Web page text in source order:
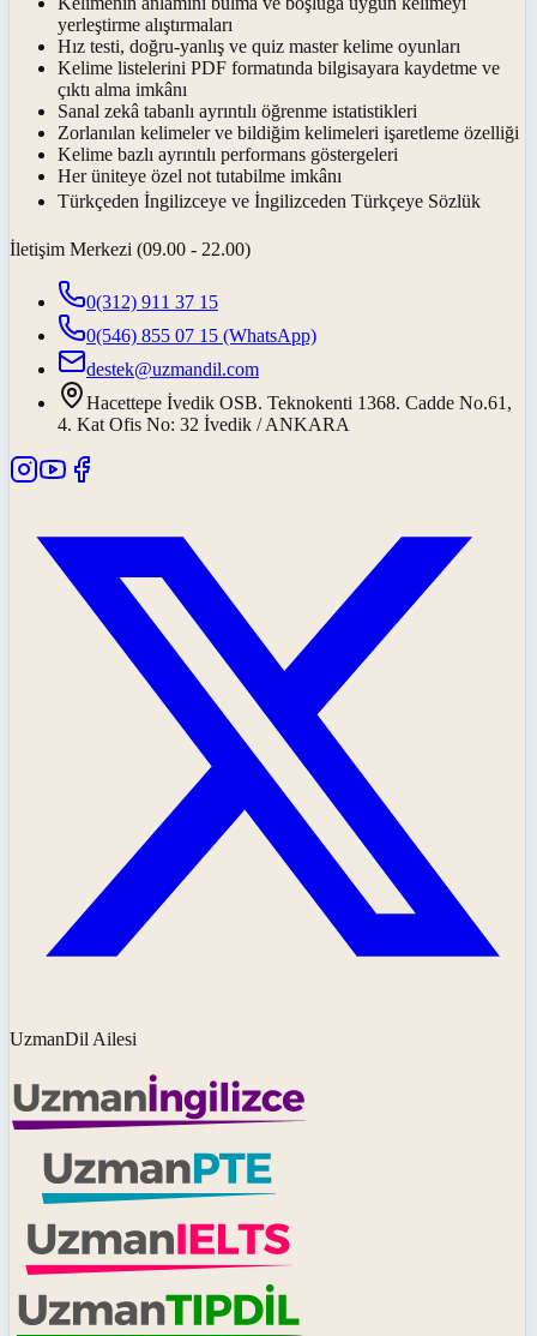
yerleştirme alıştırmaları
Hız testi, doğru-yanlış ve quiz master kelime oyunları
Kelime listelerini PDF formatında bilgisayara kaydetme ve
çıktı alma imkânı
Sanal zekâ tabanlı ayrıntılı öğrenme istatistikleri
Zorlanılan kelimeler ve bildiğim kelimeleri işaretleme özelliği
Kelime bazlı ayrıntılı performans göstergeleri
Her üniteye özel not tutabilme imkânı
Türkçeden İngilizceye ve İngilizceden Türkçeye Sözlük
İletişim Merkezi (09.00 - 22.00)
0(312) 911 37 15
0(546) 855 07 15 (WhatsApp)
destek@uzmandil.com
Hacettepe İvedik OSB. Teknokenti 1368. Cadde No.61,
4. Kat Ofis No: 32 İvedik / ANKARA
UzmanDil Ailesi